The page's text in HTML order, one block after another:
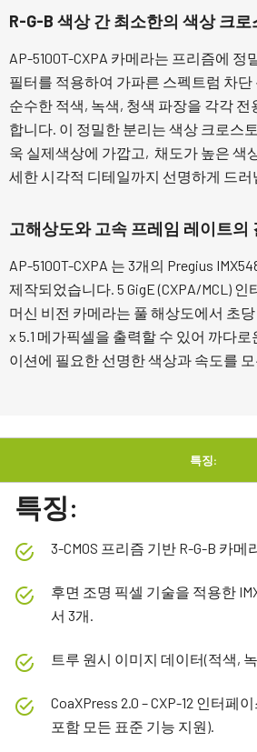
R-G-B 색상 간 최소한의 색상 크
AP-5100T-CXPA 카메라는 프리즘에 정
필터를 적용하여 가파른 스펙트럼 차
순수한 적색, 녹색, 청색 파장을 각각 전
합니다. 이 정밀한 분리는 색상 크로스
욱 실제색상에 가깝고, 채도가 높은 색
세한 시각적 디테일까지 선명하게 드러
고해상도와 고속 프레임 레이트의
AP-5100T-CXPA 는 3개의 Pregius
제작되었습니다. 5 GigE (CXPA/MCL)
머신 비전 카메라는 풀 해상도에서 초
x 5.1 메가픽셀을 출력할 수 있어 까다
이션에 필요한 선명한 색상과 속도를
특징:
특징:
3-CMOS 프리즘 기반 R-G-B 카메
후면 조명 픽셀 기술을 적용한
서 3개.
트루 원시 이미지 데이터(적색,
CoaXPress 2.0 – CXP-12 인터페
포함 모든 표준 기능 지원).